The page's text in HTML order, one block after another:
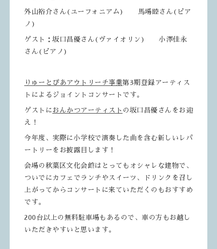
外山裕介さん(ユーフォニアム) 馬場睦さん(ピア
ノ)
ゲスト：坂口昌優さん(ヴァイオリン) 小澤佳永
さん(ピアノ)
りゅーとぴあアウトリーチ事業第3期登録アーティス
トによるジョイントコンサートです。
ゲストに おんかつアーティスト の坂口昌優さんをお迎
え！
今年度、実際に小学校で演奏した曲を含む新しいレパ
ートリーをお披露目します！
会場の秋葉区文化会館はとってもオシャレな建物で、
ついでにカフェでランチやスイーツ、ドリンクを召し
上がってからコンサートに来ていただくのもおすすめ
です。
200台以上の無料駐車場もあるので、車の方もお越し
いただきやすいと思います。